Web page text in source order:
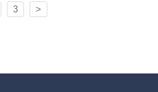
3 >